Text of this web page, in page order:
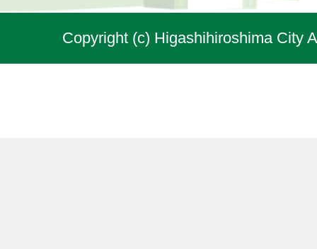
Copyright (c) Higashihiroshima City